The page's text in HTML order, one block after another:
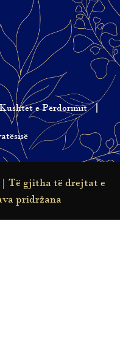
e Përdorimit
Të gjitha të drejtat e
pridržana